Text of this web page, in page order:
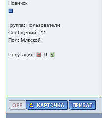
Новичок
Группа: Пользователи
Сообщений: 22
Пол: Мужской
Репутация: 0